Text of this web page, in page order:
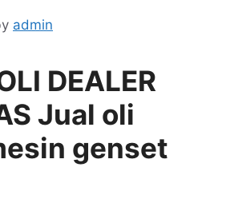
admin
DEALER
Jual oli
genset